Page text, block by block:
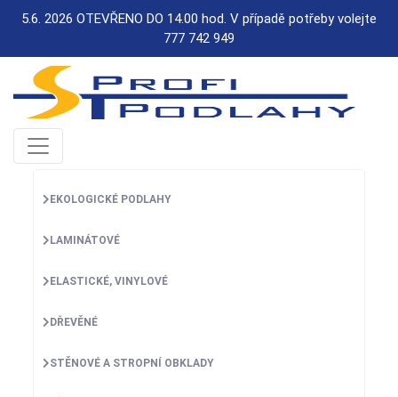
5.6. 2026 OTEVŘENO DO 14.00 hod. V případě potřeby volejte
777 742 949
EKOLOGICKÉ PODLAHY
LAMINÁTOVÉ
ELASTICKÉ, VINYLOVÉ
DŘEVĚNÉ
STĚNOVÉ A STROPNÍ OBKLADY